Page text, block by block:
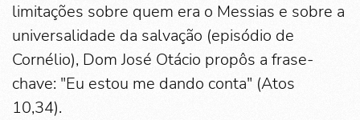
limitações sobre quem era o Messias e sobre a
universalidade da salvação (episódio de
Cornélio), Dom José Otácio propôs a frase-
chave: "Eu estou me dando conta" (Atos
10,34).